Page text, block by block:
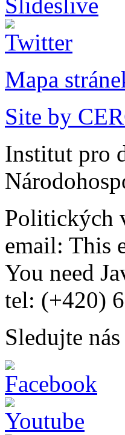
Mapa
Site by
Institut pro
Politických
email: This
You need
tel: (+420)
Sledujte nás